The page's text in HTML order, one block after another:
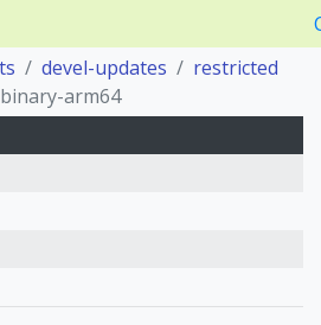
devel-updates
restricted
binary-arm64